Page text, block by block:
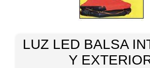
LUZ LED BALSA
Y